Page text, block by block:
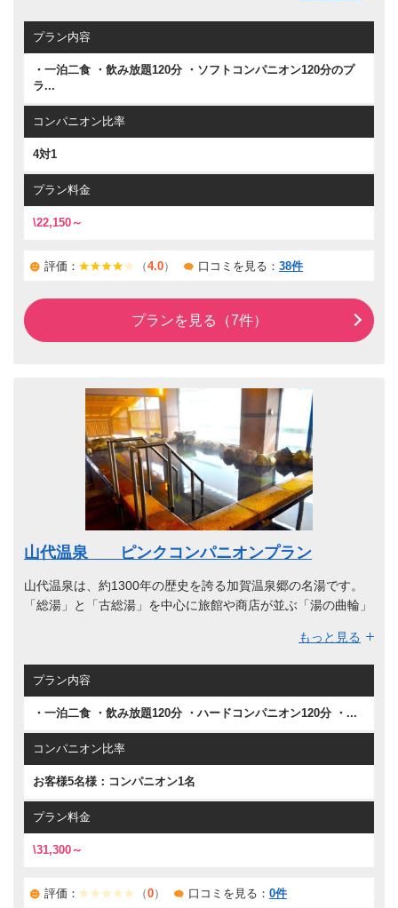
プラン内容
・一泊二食 ・飲み放題120分 ・ソフトコンパニオン120分のプ
ラ...
コンパニオン比率
4対1
プラン料金
\22,150～
評価： （4.0） 口コミを見る： 38件
プランを見る（7件）
山代温泉 ピンクコンパニオンプラン
山代温泉は、約1300年の歴史を誇る加賀温泉郷の名湯です。
「総湯」と「古総湯」を中心に旅館や商店が並ぶ「湯の曲輪」
イルやステンドグラスが美しい古総湯で湯浴みを楽しみなが
ら、心安らぐ温泉旅行をお過ごしください。
もっと見る
プラン内容
・一泊二食 ・飲み放題120分 ・ハードコンパニオン120分 ・...
コンパニオン比率
お客様5名様：コンパニオン1名
プラン料金
\31,300～
評価： （0） 口コミを見る： 0件